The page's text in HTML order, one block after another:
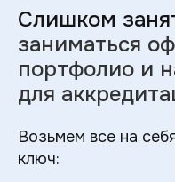
Слишком
заниматься
портфолио и
для
Возьмем все на
ключ: